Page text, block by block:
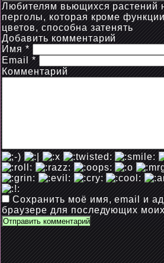
Любителям вьющихся растений
перголы, которая кроме
цветов, способна затенять
Добавить комментарий
Имя*
Email*
Комментарий
Сохранить моё имя, email и
браузере для последующих